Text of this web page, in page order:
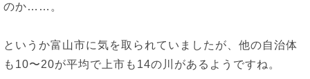
のか……。
というか富山市に気を取られていましたが、他の自治体
も10〜20が平均で上市も14の川があるようですね。